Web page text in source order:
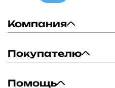
Компания
Покупателю
Помощь